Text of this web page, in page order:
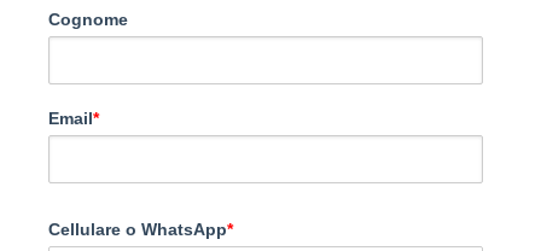
Cognome
Email*
Cellulare o WhatsApp*